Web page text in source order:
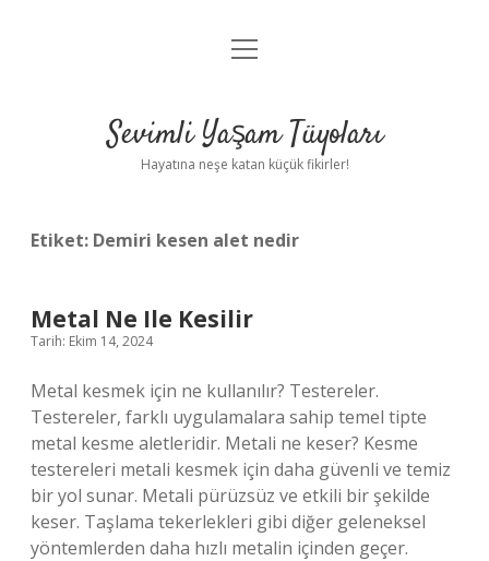
Anasayfa
Yasal Uyarı
menüyü
Sevimli Yaşam Tüyoları
Hayatına neşe katan küçük fikirler!
Etiket: Demiri kesen alet nedir
Metal Ne Ile Kesilir
Tarih: Ekim 14, 2024
Metal kesmek için ne kullanılır? Testereler.
Testereler, farklı uygulamalara sahip temel tipte
metal kesme aletleridir. Metali ne keser? Kesme
testereleri metali kesmek için daha güvenli ve temiz
bir yol sunar. Metali pürüzsüz ve etkili bir şekilde
keser. Taşlama tekerlekleri gibi diğer geleneksel
yöntemlerden daha hızlı metalin içinden geçer.